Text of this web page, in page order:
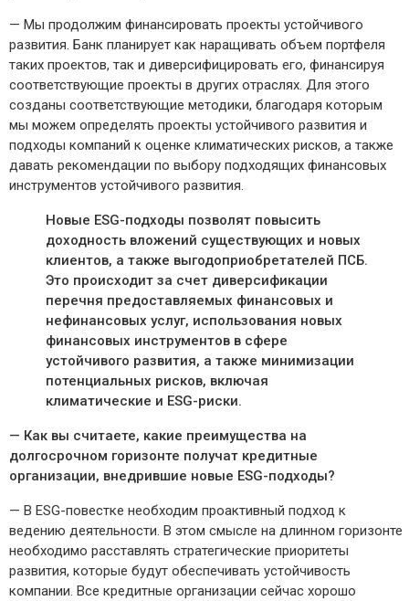
— Мы продолжим финансировать проекты устойчивого
развития. Банк планирует как наращивать объем портфеля
таких проектов, так и диверсифицировать его, финансируя
соответствующие проекты в других отраслях. Для этого
созданы соответствующие методики, благодаря которым
мы можем определять проекты устойчивого развития и
подходы компаний к оценке климатических рисков, а также
давать рекомендации по выбору подходящих финансовых
инструментов устойчивого развития.
Новые ESG-подходы позволят повысить
доходность вложений существующих и новых
клиентов, а также выгодоприобретателей ПСБ.
Это происходит за счет диверсификации
перечня предоставляемых финансовых и
нефинансовых услуг, использования новых
финансовых инструментов в сфере
устойчивого развития, а также минимизации
потенциальных рисков, включая
климатические и ESG-риски.
— Как вы считаете, какие преимущества на
долгосрочном горизонте получат кредитные
организации, внедрившие новые ESG-подходы?
— В ESG-повестке необходим проактивный подход к
ведению деятельности. В этом смысле на длинном горизонте
необходимо расставлять стратегические приоритеты
развития, которые будут обеспечивать устойчивость
компании. Все кредитные организации сейчас хорошо